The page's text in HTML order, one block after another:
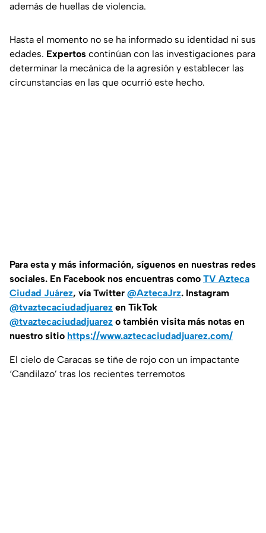
además de huellas de violencia.
Hasta el momento no se ha informado su identidad ni sus
edades. Expertos continúan con las investigaciones para
determinar la mecánica de la agresión y establecer las
circunstancias en las que ocurrió este hecho.
Para esta y más información, síguenos en nuestras redes
sociales. En Facebook nos encuentras como TV Azteca
Ciudad Juárez, vía Twitter @AztecaJrz. Instagram
@tvaztecaciudadjuarez en TikTok
@tvaztecaciudadjuarez o también visita más notas en
nuestro sitio https://www.aztecaciudadjuarez.com/
El cielo de Caracas se tiñe de rojo con un impactante
‘Candilazo’ tras los recientes terremotos